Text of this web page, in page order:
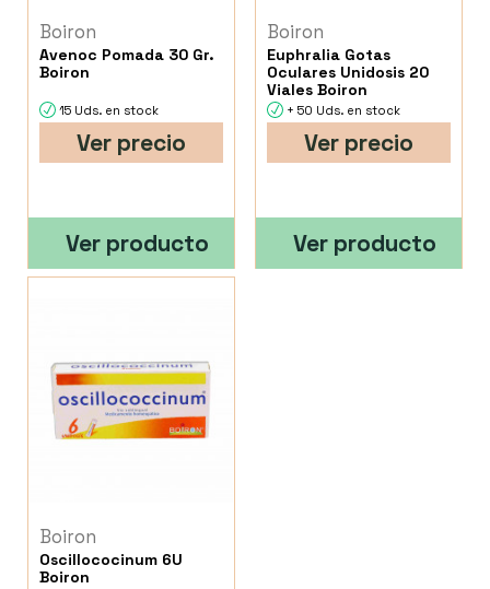
Boiron
Avenoc Pomada 30 Gr.
Boiron
15 Uds. en stock
Ver precio
Ver producto
Boiron
Euphralia Gotas
Oculares Unidosis 20
Viales Boiron
+ 50 Uds. en stock
Ver precio
Ver producto
Boiron
Oscillococinum 6U
Boiron